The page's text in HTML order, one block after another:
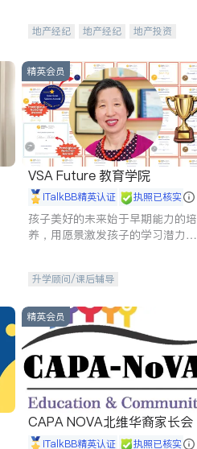
地产经纪 地产经纪
地产投资
精英会员
VSA Future 教育学院
iTalkBB精英认证 执照已核实
孩子美好的未来始于早期能力的培
养，用愿景激发孩子的学习潜力和
升学顾问/课后辅导
精英会员
CAPA NOVA北维华裔家长会
iTalkBB精英认证 执照已核实